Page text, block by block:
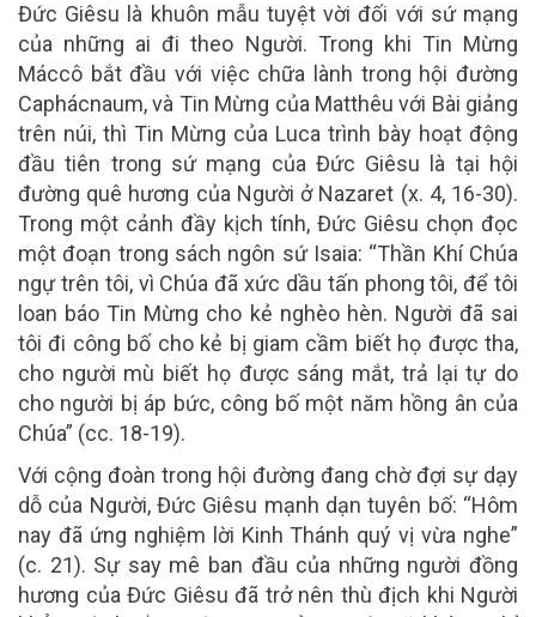
Đức Giêsu là khuôn mẫu tuyệt vời đối với sứ mạng
của những ai đi theo Người. Trong khi Tin Mừng
Máccô bắt đầu với việc chữa lành trong hội đường
Caphácnaum, và Tin Mừng của Matthêu với Bài giảng
trên núi, thì Tin Mừng của Luca trình bày hoạt động
đầu tiên trong sứ mạng của Đức Giêsu là tại hội
đường quê hương của Người ở Nazaret (x. 4, 16-30).
Trong một cảnh đầy kịch tính, Đức Giêsu chọn đọc
một đoạn trong sách ngôn sứ Isaia: “Thần Khí Chúa
ngự trên tôi, vì Chúa đã xức dầu tấn phong tôi, để tôi
loan báo Tin Mừng cho kẻ nghèo hèn. Người đã sai
tôi đi công bố cho kẻ bị giam cầm biết họ được tha,
cho người mù biết họ được sáng mắt, trả lại tự do
cho người bị áp bức, công bố một năm hồng ân của
Chúa” (cc. 18-19).
Với cộng đoàn trong hội đường đang chờ đợi sự dạy
dỗ của Người, Đức Giêsu mạnh dạn tuyên bố: “Hôm
nay đã ứng nghiệm lời Kinh Thánh quý vị vừa nghe”
(c. 21). Sự say mê ban đầu của những người đồng
hương của Đức Giêsu đã trở nên thù địch khi Người